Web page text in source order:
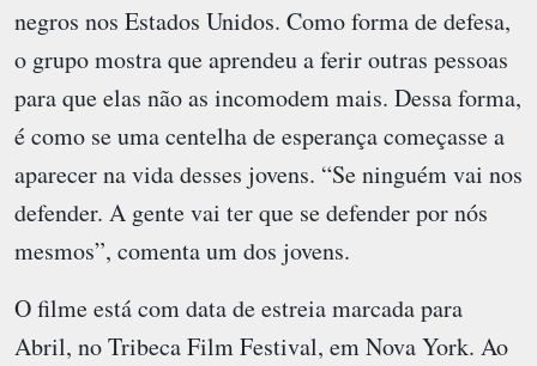
negros nos Estados Unidos. Como forma de defesa,
o grupo mostra que aprendeu a ferir outras pessoas
para que elas não as incomodem mais. Dessa forma,
é como se uma centelha de esperança começasse a
aparecer na vida desses jovens. “Se ninguém vai nos
defender. A gente vai ter que se defender por nós
mesmos”, comenta um dos jovens.
O filme está com data de estreia marcada para
Abril, no Tribeca Film Festival, em Nova York. Ao